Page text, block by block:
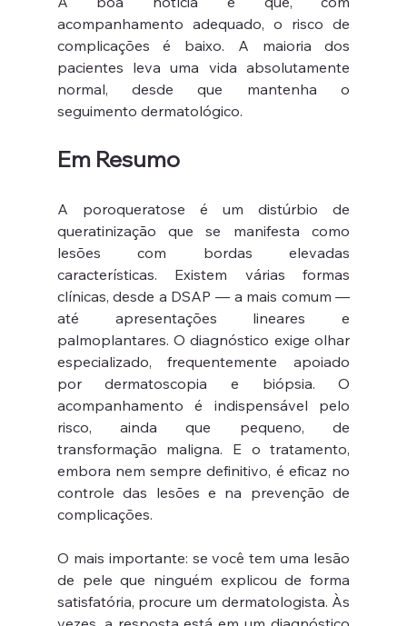
acompanhamento adequado, o risco de
complicações é baixo. A maioria dos
pacientes leva uma vida absolutamente
normal, desde que mantenha o
seguimento dermatológico.
Em Resumo
A poroqueratose é um distúrbio de
queratinização que se manifesta como
lesões com bordas elevadas
características. Existem várias formas
clínicas, desde a DSAP — a mais comum —
até apresentações lineares e
palmoplantares. O diagnóstico exige olhar
especializado, frequentemente apoiado
por dermatoscopia e biópsia. O
acompanhamento é indispensável pelo
risco, ainda que pequeno, de
transformação maligna. E o tratamento,
embora nem sempre definitivo, é eficaz no
controle das lesões e na prevenção de
complicações.
O mais importante: se você tem uma lesão
de pele que ninguém explicou de forma
satisfatória, procure um dermatologista. Às